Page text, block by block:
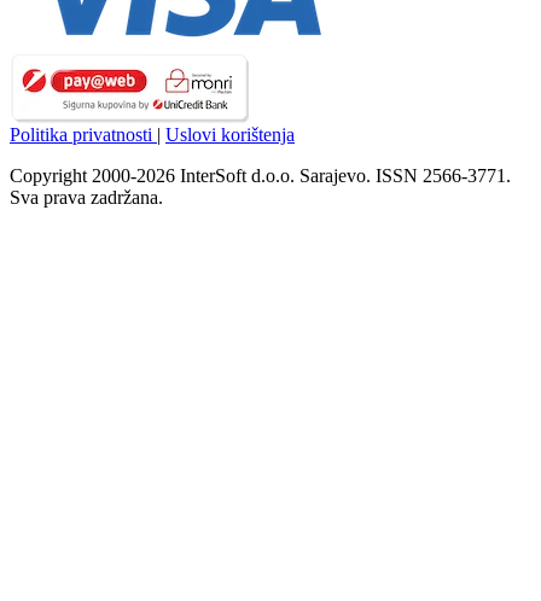
Politika privatnosti | Uslovi korištenja
Copyright 2000-2026 InterSoft d.o.o. Sarajevo. ISSN 2566-3771.
Sva prava zadržana.